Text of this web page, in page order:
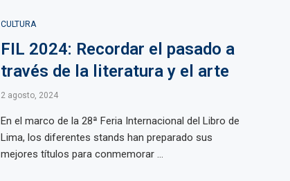
CULTURA
FIL 2024: Recordar el pasado a
través de la literatura y el arte
2 agosto, 2024
En el marco de la 28ª Feria Internacional del Libro de
Lima, los diferentes stands han preparado sus
mejores títulos para conmemorar ...